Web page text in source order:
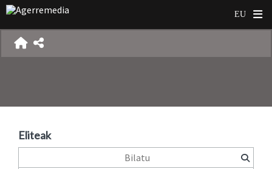
Eliteak